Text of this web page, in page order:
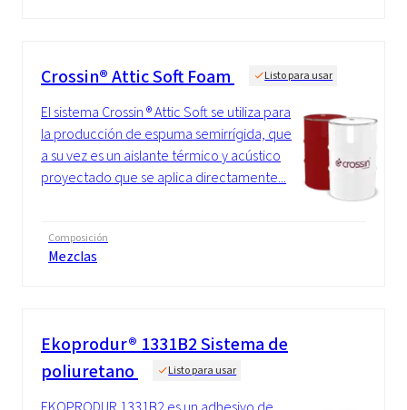
Crossin® Attic Soft Foam Listo para usar
El sistema Crossin ® Attic Soft se utiliza para
la producción de espuma semirrígida, que
a su vez es un aislante térmico y acústico
proyectado que se aplica directamente...
Composición
Mezclas
Ekoprodur® 1331B2 Sistema de
poliuretano
Listo para usar